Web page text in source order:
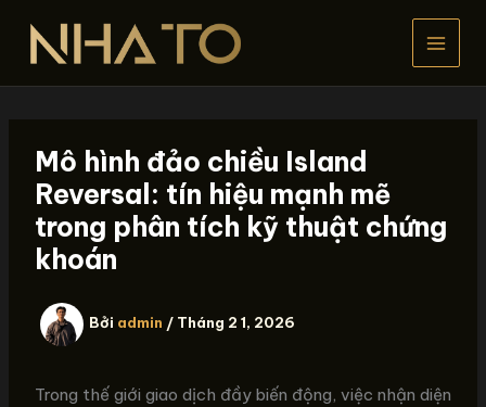
dung
Mô hình đảo chiều Island
Reversal: tín hiệu mạnh mẽ
trong phân tích kỹ thuật chứng
khoán
Bởi admin / Tháng 2 1, 2026
Trong thế giới giao dịch đầy biến động, việc nhận diện